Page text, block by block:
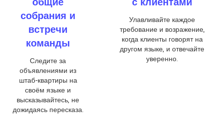
собрания и
встречи
команды
Следите за
объявлениями из
штаб-квартиры на
своём языке и
высказывайтесь, не
дожидаясь пересказа.
Улавливайте каждое
требование и возражение,
когда клиенты говорят на
другом языке, и отвечайте
уверенно.